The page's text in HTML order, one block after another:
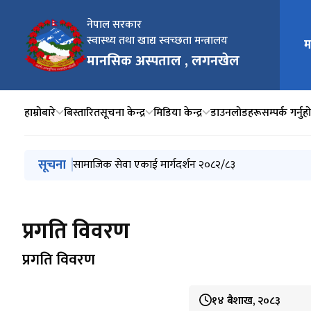
नेपाल सरकार
स्वास्थ्य तथा खाद्य स्वच्छता मन्त्रालय
मानसिक अस्पताल , लगनखेल
मुख्य
हाम्रोबारे बिस्तारितसूचना केन्द्र मिडिया केन्द्र डाउनलोडहरूसम्पर्क
मुख्य नेभिगेसनमा जानुहोस्
सूचना आचारसंहिता, २०८३
अभिलेख फारामहरू HMIS 1 - 9
सामाजिक सेवा एकाई मार्गदर्शन २०८२/८३
एन जार रिपोर्ट
प्रगति विवरण
प्रगति विवरण
प्रगति विवरण
१४ बैशाख, २०८३